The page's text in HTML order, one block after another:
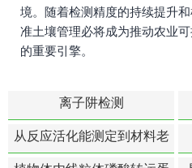
境。随着检测精度的持续提升
准土壤管理必将成为推动农业
的重要引擎。
离子阱检测
从反应活化能测定到材料老
化寿命预测的经典模型